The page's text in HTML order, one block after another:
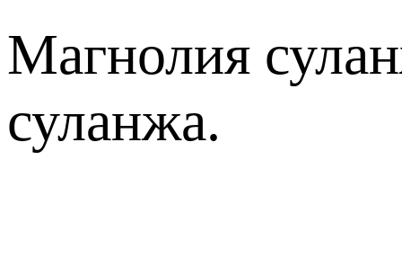
Магнолия
суланжа.